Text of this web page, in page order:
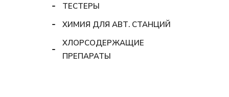
ТЕСТЕРЫ
ХИМИЯ ДЛЯ АВТ. СТАНЦИЙ
ХЛОРСОДЕРЖАЩИЕ
ПРЕПАРАТЫ